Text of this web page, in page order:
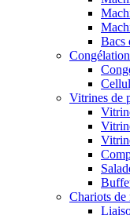
Bacs
Congélation
Vitrines de
Chariots de